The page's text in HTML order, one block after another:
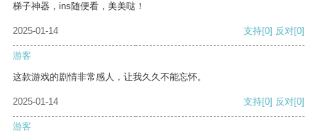
梯子神器，ins随便看，美美哒！
2025-01-14 支持[0] 反对[0]
游客
这款游戏的剧情非常感人，让我久久不能忘怀。
2025-01-14 支持[0] 反对[0]
游客